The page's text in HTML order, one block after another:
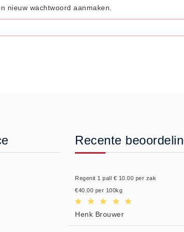
nieuw wachtwoord aanmaken.
Recente
Regenit 1 pall € 10.00 per zak
€40.00 per 100kg
Henk Brouwer